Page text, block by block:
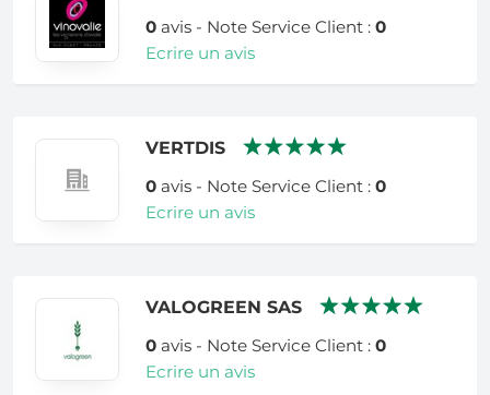
0avis - Note Service Client : 0
Ecrire un avis
VERTDIS
0avis - Note Service Client : 0
Ecrire un avis
VALOGREEN SAS
0avis - Note Service Client : 0
Ecrire un avis